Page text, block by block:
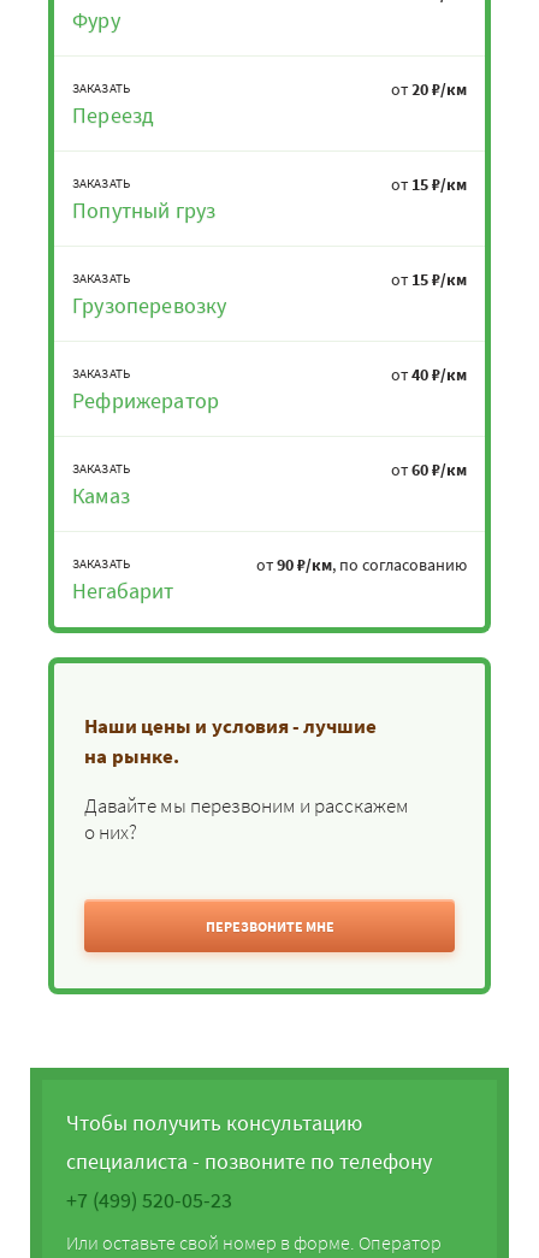
Фуру
ЗАКАЗАТЬ
Переезд
от20 ₽/км
ЗАКАЗАТЬ
Попутный груз
от 15 ₽/км
ЗАКАЗАТЬ
Грузоперевозку
от 15 ₽/км
ЗАКАЗАТЬ
Рефрижератор
от40 ₽/км
ЗАКАЗАТЬ
Камаз
от60 ₽/км
ЗАКАЗАТЬ
Негабарит
от90 ₽/км, по согласованию
Наши цены и условия - лучшие
на рынке.
Давайте мы перезвоним и расскажем
о них?
ПЕРЕЗВОНИТЕ МНЕ
Чтобы получить консультацию
специалиста - позвоните по телефону
+7 (499) 520-05-23
Или оставьте свой номер в форме. Оператор